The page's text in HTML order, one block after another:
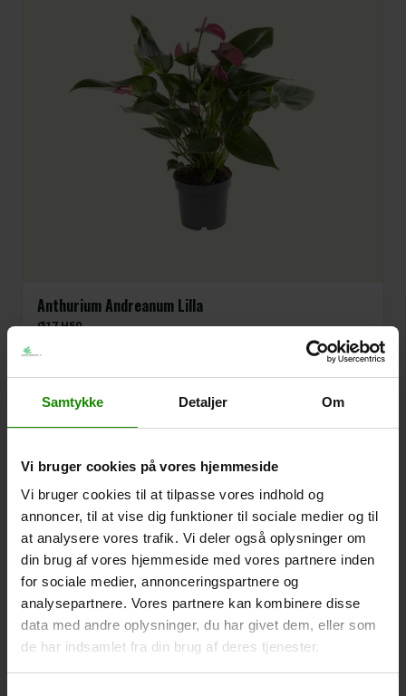
Samtykke Detaljer Om
Vi bruger cookies på vores hjemmeside
Vi bruger cookies til at tilpasse vores indhold og
annoncer, til at vise dig funktioner til sociale medier og til
at analysere vores trafik. Vi deler også oplysninger om
din brug af vores hjemmeside med vores partnere inden
for sociale medier, annonceringspartnere og
analysepartnere. Vores partnere kan kombinere disse
data med andre oplysninger, du har givet dem, eller som
de har indsamlet fra din brug af deres tjenester.
Anthurium Andreanum Lilla
Ø17 H50
H: 50 CM Ø: 17 CM